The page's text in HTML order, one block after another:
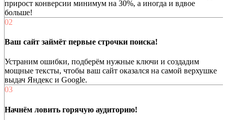
прирост конверсии минимум на 30%, а иногда и вдвое
больше!
02
Ваш сайт займёт первые строчки поиска!
Устраним ошибки, подберём нужные ключи и создадим
мощные тексты, чтобы ваш сайт оказался на самой верхушке
выдач Яндекс и Google.
03
Начнём ловить горячую аудиторию!